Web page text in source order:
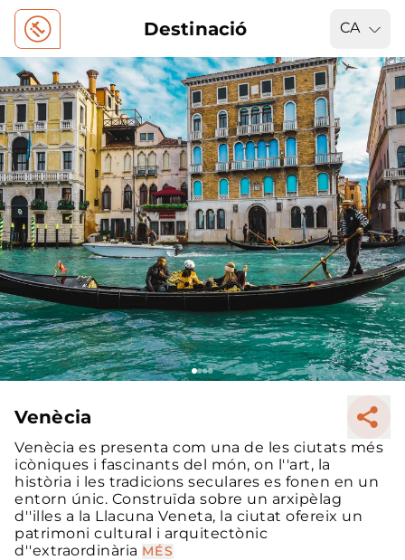
Destinació CA
Venècia
Venècia es presenta com una de les ciutats més
icòniques i fascinants del món, on l''art, la
història i les tradicions seculares es fonen en un
entorn únic. Construïda sobre un arxipèlag
d''illes a la Llacuna Veneta, la ciutat ofereix un
patrimoni cultural i arquitectònic
d''extraordinària MÉS